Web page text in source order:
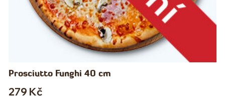
Prosciutto Funghi 40 cm
279 Kč